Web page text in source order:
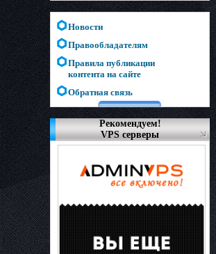
Новости
Правообладателям
Правила публикации
контента на сайте
Обратная связь
Рекомендуем!
VPS серверы